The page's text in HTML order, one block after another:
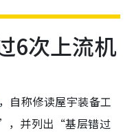
6次上流机
，自称修读屋宇装备工
，并列出“基层错过